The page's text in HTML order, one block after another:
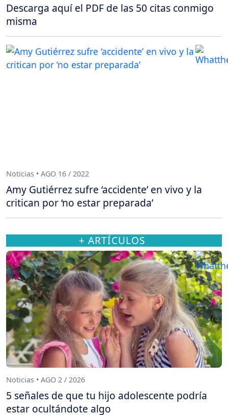
Descarga aquí el PDF de las 50 citas conmigo
misma
Noticias • AGO 16 / 2022
Amy Gutiérrez sufre ‘accidente’ en vivo y la
critican por ‘no estar preparada’
+ ARTÍCULOS
Noticias • AGO 2 / 2026
5 señales de que tu hijo adolescente podría
estar ocultándote algo